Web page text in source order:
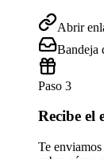
Abrir
Bandeja
Paso 3
Recibe el
Te